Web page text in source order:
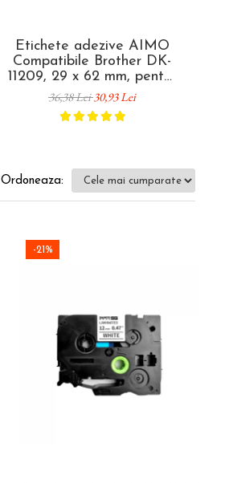
Etichete adezive AIMO
Compatibile Brother DK-
11209, 29 x 62 mm, pentru
identificare produse,
rafturi și organizare
documente
36,38 Lei30,93 Lei
Ordoneaza:
-21%